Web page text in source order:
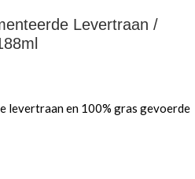
Levertraan /
levertraan en 100% gras gevoerde